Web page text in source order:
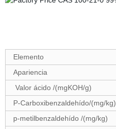
Elemento
Apariencia
Valor ácido /(mgKOH/g)
P-Carboxibenzaldehído/(mg/kg)
p-metilbenzaldehído /(mg/kg)